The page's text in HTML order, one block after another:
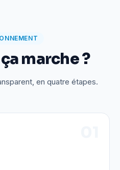
marche ?
en quatre étapes.